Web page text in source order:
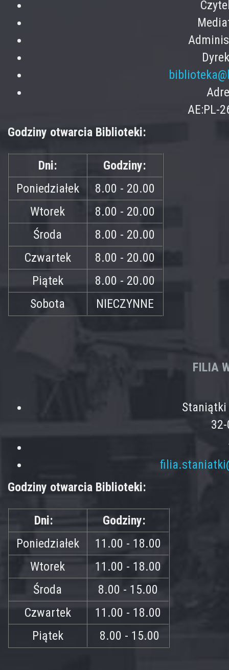
AE:PL-
Godziny otwarcia Biblioteki:
Dni:
Godziny:
Poniedziałek
8.00 - 20.00
Wtorek
8.00 - 20.00
Środa
8.00 - 20.00
Czwartek
8.00 - 20.00
Piątek
8.00 - 20.00
Sobota
NIECZYNNE
FILIA
Godziny otwarcia Biblioteki:
Dni:
Godziny:
Poniedziałek
11.00 - 18.00
Wtorek
11.00 - 18.00
Środa
8.00 - 15.00
Czwartek
11.00 - 18.00
Piątek
8.00 - 15.00